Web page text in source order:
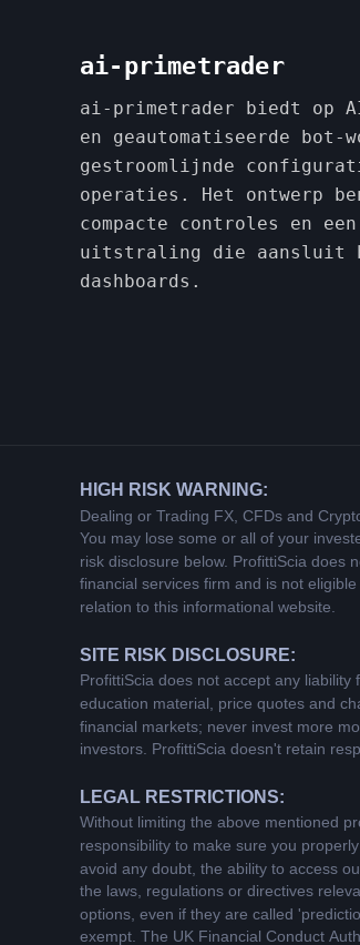
ai-primetrader
ai-primetrader biedt op
en geautomatiseerde
gestroomlijnde
operaties. Het ontwerp
compacte controles en
uitstraling die aansluit
dashboards.